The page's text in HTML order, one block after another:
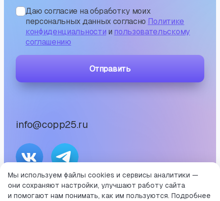
info@copp25.ru
Даю согласие на обработку моих
персональных данных согласно Политике
конфиденциальности и пользовательскому
соглашению
Отправить
©2026
Мы используем файлы cookies и сервисы аналитики —
они сохраняют настройки, улучшают работу сайта
и помогают нам понимать, как им пользуются. Подробнее